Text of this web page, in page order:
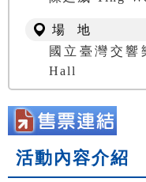
場 地
國立臺灣交響
Hall
活動內容介紹